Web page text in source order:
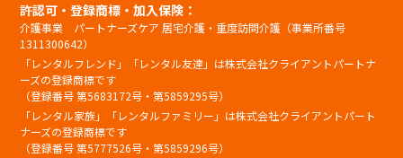
許認可・登録商標・加入保険：
介護事業 パートナーズケア 居宅介護・重度訪問介護（事業所番号
1311300642）
「レンタルフレンド」「レンタル友達」は株式会社クライアントパートナ
ーズの登録商標です
（登録番号 第5683172号・第5859295号）
「レンタル家族」「レンタルファミリー」は株式会社クライアントパート
ナーズの登録商標です
（登録番号 第5777526号・第5859296号）